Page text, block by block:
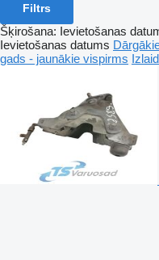
Filtrs
Šķirošana: Ievietošanas
Ievietošanas datums
gads - jaunākie vispirms